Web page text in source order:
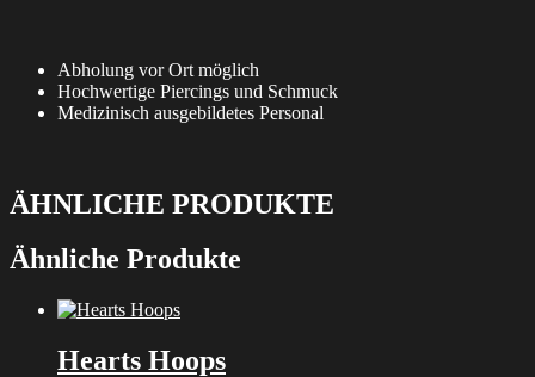
Abholung vor Ort möglich
Hochwertige Piercings und Schmuck
Medizinisch ausgebildetes Personal
ÄHNLICHE PRODUKTE
Ähnliche Produkte
Hearts Hoops